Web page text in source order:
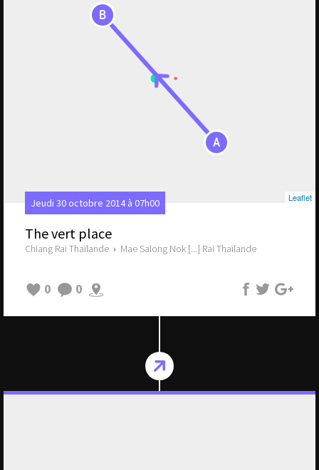
A
B
Leaflet
Jeudi 30 octobre 2014 à 07h00
The vert place
Chiang Rai Thaïlande › Mae Salong Nok [...] Rai Thaïlande
0 0